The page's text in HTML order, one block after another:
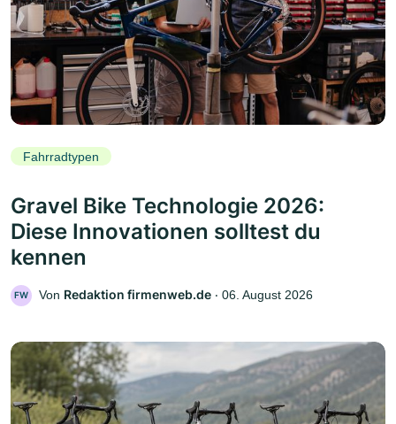
Fahrradtypen
Gravel Bike Technologie 2026:
Diese Innovationen solltest du
kennen
FW Von Redaktion firmenweb.de ‧ 06. August 2026